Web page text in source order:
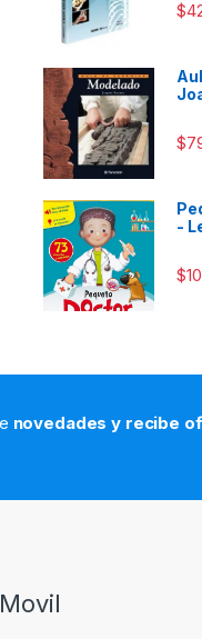
$
$
-
$
novedades y recibe